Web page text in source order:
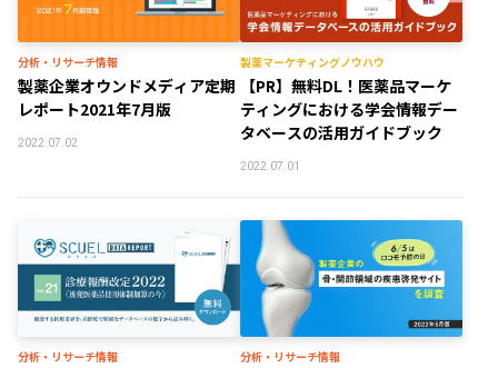
分析・リサーチ情報
製薬企業オウンドメディア定期
レポート2021年7月版
2022.07.02
製薬マーケティングノウハウ
【PR】無料DL！医薬品マーケ
ティングにおける学会情報デー
タベースの活用ガイドブック
2022.07.01
分析・リサーチ情報 分析・リサーチ情報